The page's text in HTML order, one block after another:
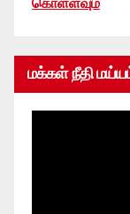
மக்கள் நீதி